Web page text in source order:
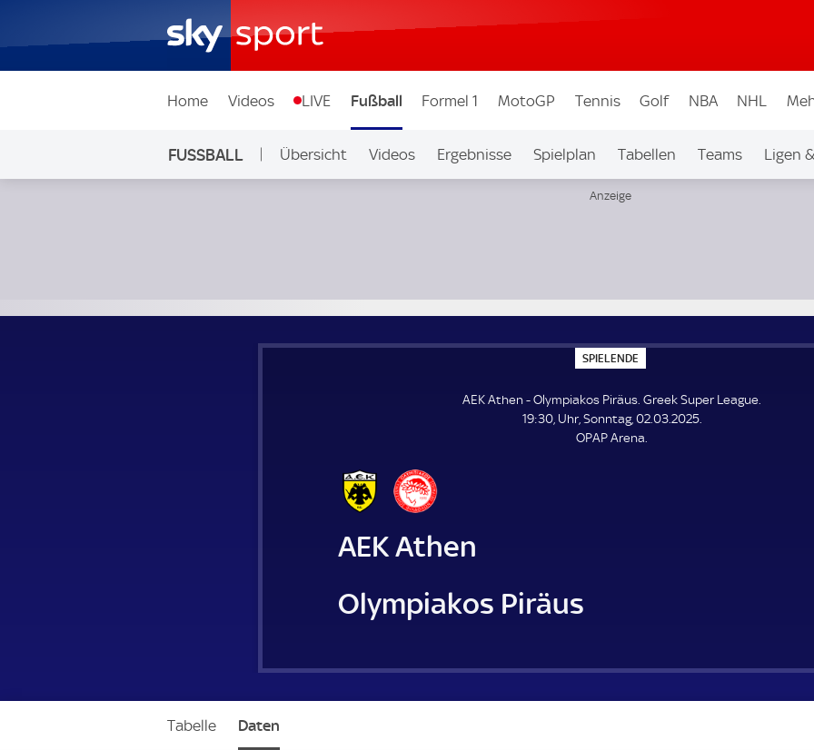
Home Videos LIVE Fußball Formel 1 MotoGP Tennis Golf NBA NHL
FUSSBALL Übersicht Videos Ergebnisse Spielplan Tabellen Teams Ligen
SPIELENDE
P
E
L
E
N
AEK Athen - Olympiakos Piräus. Greek Super League.
19:30, Uhr, Sonntag, 02.03.2025.
OPAP Arena.
AEK Athen
Olympiakos Piräus
Tabelle Daten